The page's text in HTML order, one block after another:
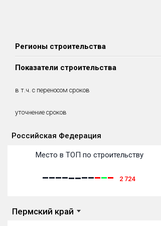
Регионы строительства
Показатели строительства
в т.ч. с переносом сроков
уточнение сроков
Сдано в 2018
0 м²
Сдано в 2019
0 м²
Российская Федерация
Место в ТОП по строительству
2 724
Пермский край